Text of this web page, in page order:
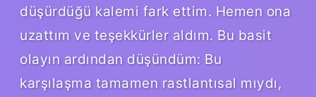
düşürdüğü kalemi fark ettim. Hemen ona
uzattım ve teşekkürler aldım. Bu basit
olayın ardından düşündüm: Bu
karşılaşma tamamen rastlantısal mıydı,